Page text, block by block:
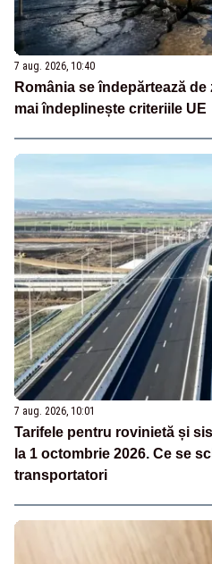
7 aug. 2026, 10:40
România se îndepărtează
mai îndeplinește criteriile UE
7 aug. 2026, 10:01
Tarifele pentru rovinietă și
la 1 octombrie 2026. Ce se
transportatori